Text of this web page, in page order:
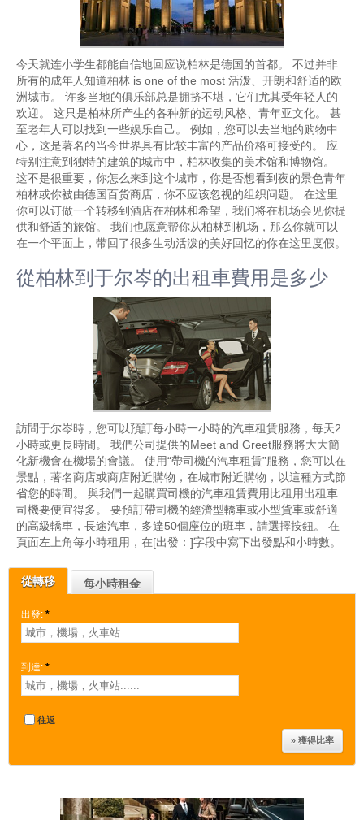
從轉移 每小時租金
出發: *
到達: *
往返
今天就连小学生都能自信地回应说柏林是德国的首都。 不过并非
所有的成年人知道柏林 is one of the most 活泼、开朗和舒适的欧
洲城市。 许多当地的俱乐部总是拥挤不堪，它们尤其受年轻人的
欢迎。 这只是柏林所产生的各种新的运动风格、青年亚文化。 甚
至老年人可以找到一些娱乐自己。 例如，您可以去当地的购物中
心，这是著名的当今世界具有比较丰富的产品价格可接受的。 应
特别注意到独特的建筑的城市中，柏林收集的美术馆和博物馆。
这不是很重要，你怎么来到这个城市，你是否想看到夜的景色青年
柏林或你被由德国百货商店，你不应该忽视的组织问题。 在这里
你可以订做一个转移到酒店在柏林和希望，我们将在机场会见你提
供和舒适的旅馆。 我们也愿意帮你从柏林到机场，那么你就可以
在一个平面上，带回了很多生动活泼的美好回忆的你在这里度假。
從柏林到于尔岑的出租車費用是多少
訪問于尔岑時，您可以預訂每小時一小時的汽車租賃服務，每天2
小時或更長時間。 我們公司提供的Meet and Greet服務將大大簡
化新機會在機場的會議。 使用“帶司機的汽車租賃”服務，您可以在
景點，著名商店或商店附近購物，在城市附近購物，以這種方式節
省您的時間。 與我們一起購買司機的汽車租賃費用比租用出租車
司機要便宜得多。 要預訂帶司機的經濟型轎車或小型貨車或舒適
的高級轎車，長途汽車，多達50個座位的班車，請選擇按鈕。 在
頁面左上角每小時租用，在[出發：]字段中寫下出發點和小時數。